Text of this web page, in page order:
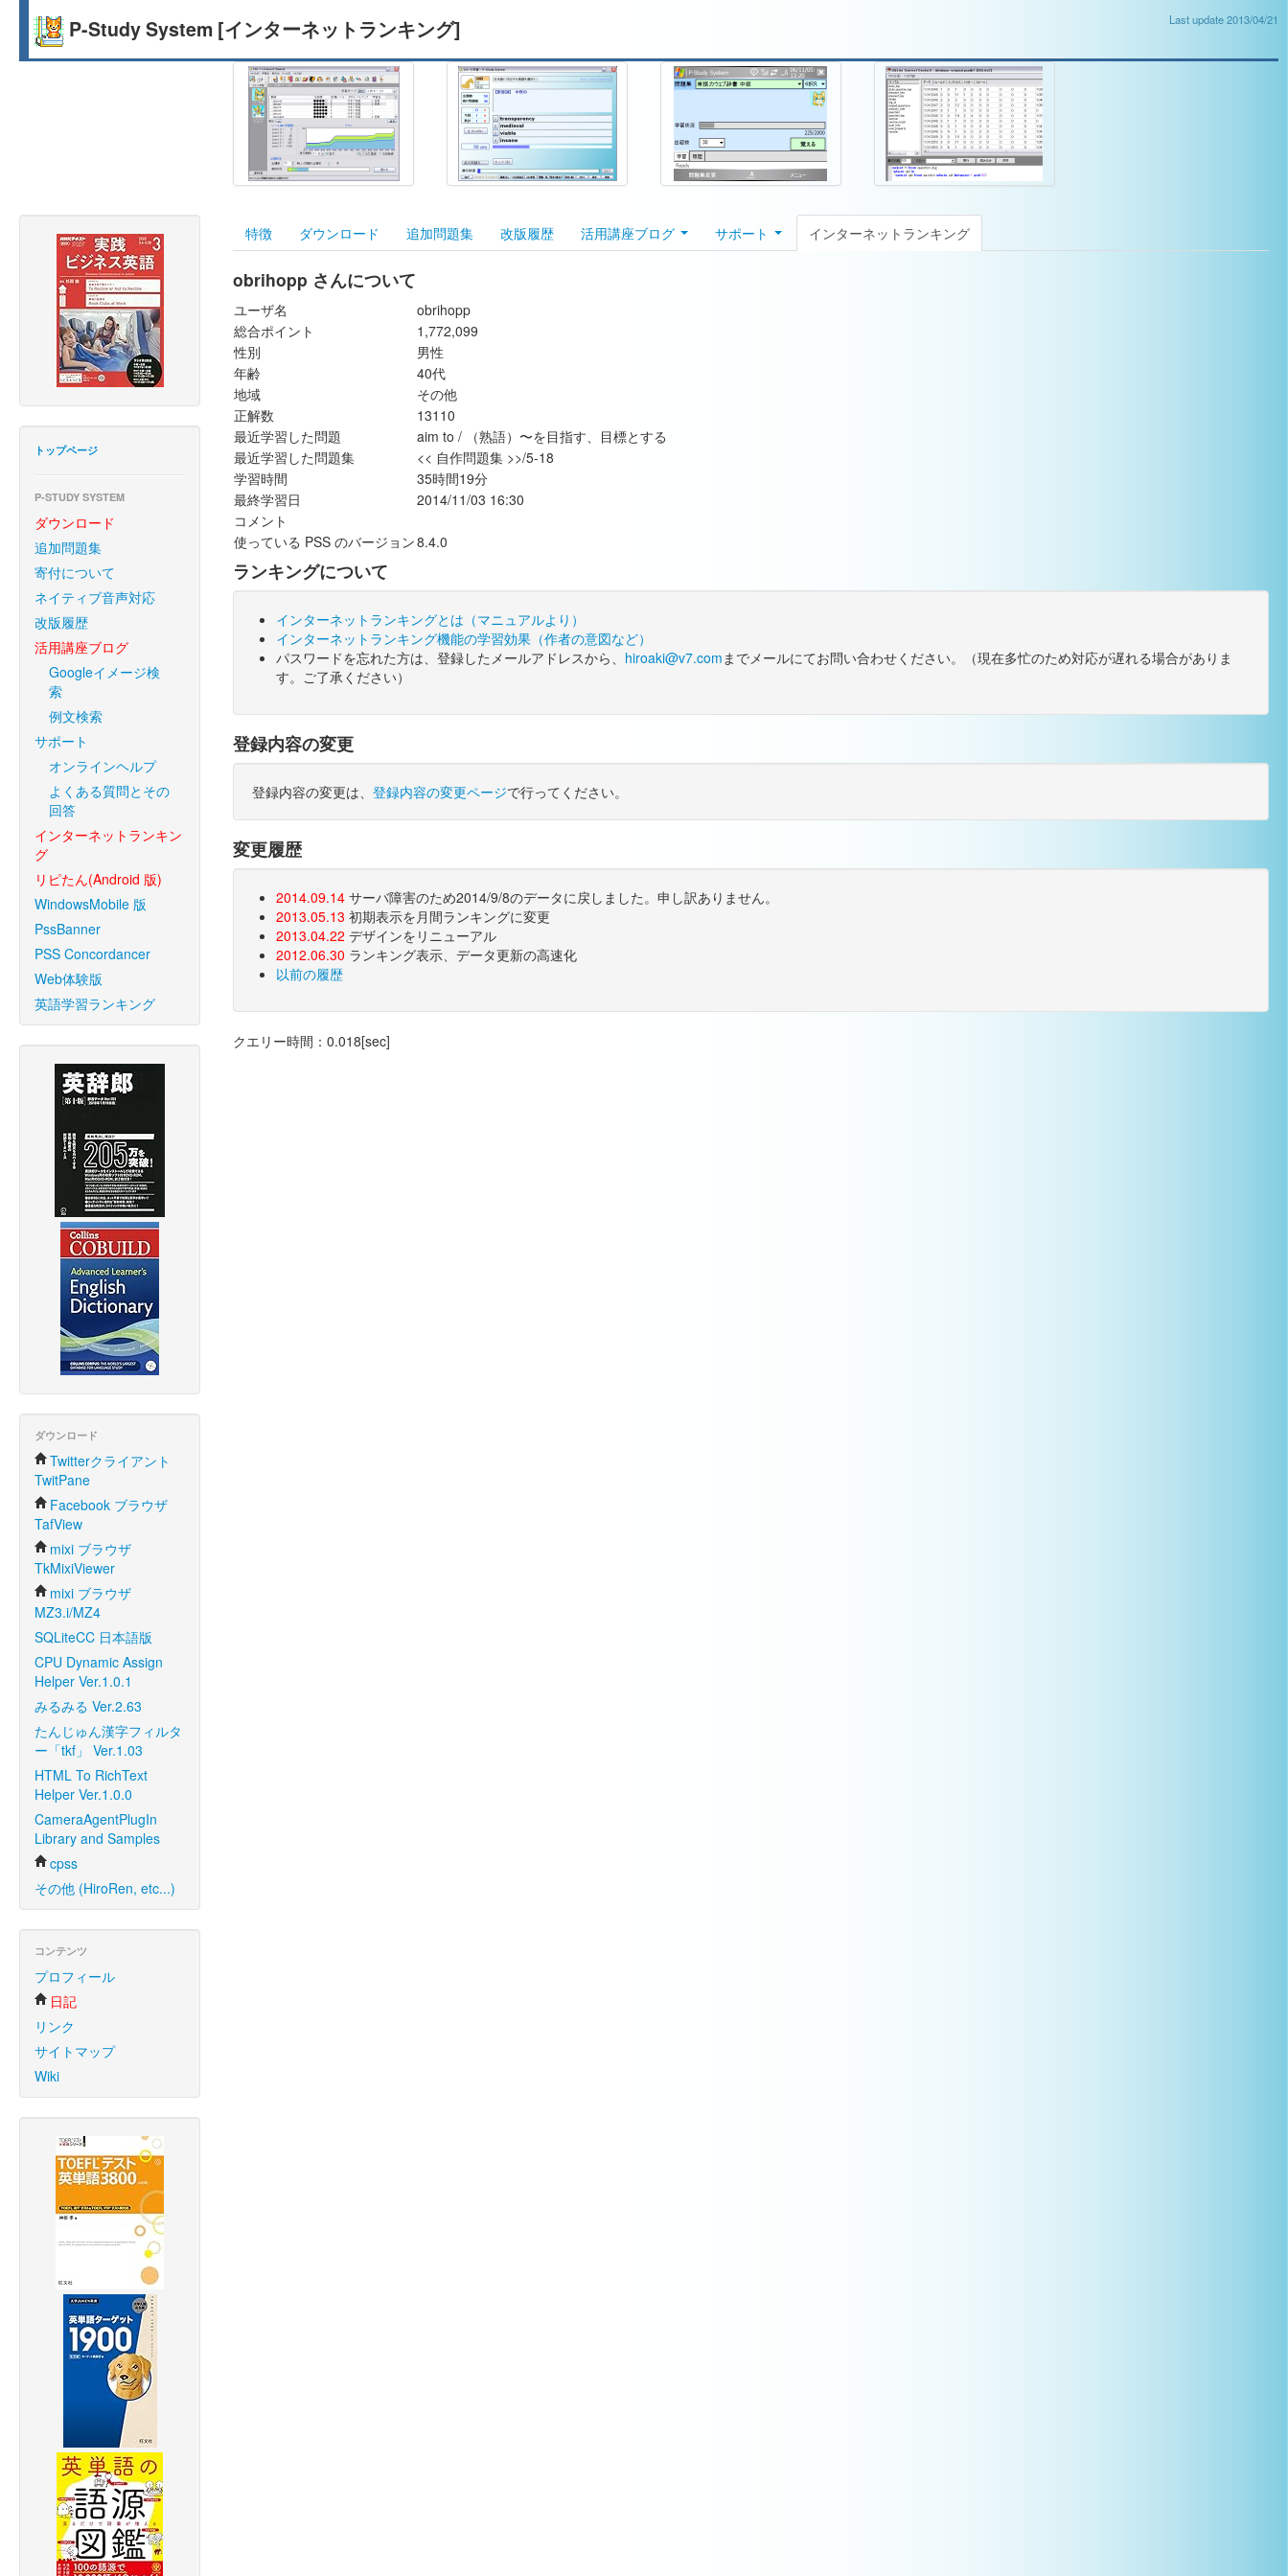
P-Study System [インターネットランキング] Last update 2013/04/21
トップページ
P-STUDY SYSTEM
ダウンロード
追加問題集
寄付について
ネイティブ音声対応
改版履歴
活用講座ブログ
Googleイメージ検
索
例文検索
サポート
オンラインヘルプ
よくある質問とその
回答
インターネットランキン
グ
リピたん(Android 版)
WindowsMobile 版
PssBanner
PSS Concordancer
Web体験版
英語学習ランキング
ダウンロード
Twitterクライアント
TwitPane
Facebook ブラウザ
TafView
mixi ブラウザ
TkMixiViewer
mixi ブラウザ
MZ3.i/MZ4
SQLiteCC 日本語版
CPU Dynamic Assign
Helper Ver.1.0.1
みるみる Ver.2.63
たんじゅん漢字フィルタ
ー「tkf」 Ver.1.03
HTML To RichText
Helper Ver.1.0.0
CameraAgentPlugIn
Library and Samples
cpss
その他 (HiroRen, etc...)
コンテンツ
プロフィール
日記
リンク
サイトマップ
Wiki
特徴 ダウンロード 追加問題集 改版履歴 活用講座ブログ サポート インターネットランキング
obrihopp さんについて
ユーザ名
obrihopp
総合ポイント
1,772,099
性別
男性
年齢
40代
地域
その他
正解数
13110
最近学習した問題
aim to / （熟語）〜を目指す、目標とする
最近学習した問題集
<< 自作問題集 >>/5-18
学習時間
35時間19分
最終学習日
2014/11/03 16:30
コメント
使っている PSS のバージョン8.4.0
ランキングについて
インターネットランキングとは（マニュアルより）
インターネットランキング機能の学習効果（作者の意図など）
パスワードを忘れた方は、登録したメールアドレスから、 hiroaki@v7.comまでメールにてお問い合わせください。（現在多忙のため対応が遅れる場合がありま
す。ご了承ください）
登録内容の変更
登録内容の変更は、 登録内容の変更ページで行ってください。
変更履歴
2014.09.14サーバ障害のため2014/9/8のデータに戻しました。申し訳ありません。
2013.05.13 初期表示を月間ランキングに変更
2013.04.22 デザインをリニューアル
2012.06.30 ランキング表示、データ更新の高速化
以前の履歴
クエリー時間：0.018[sec]